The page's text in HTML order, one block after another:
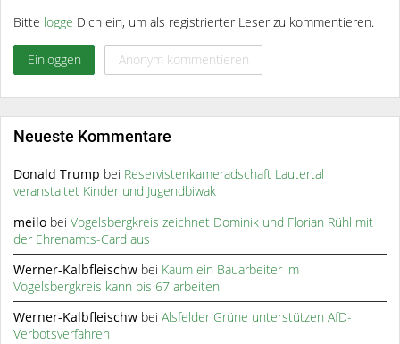
Bitte logge Dich ein, um als registrierter Leser zu kommentieren.
Einloggen Anonym kommentieren
Neueste Kommentare
Donald Trump bei Reservistenkameradschaft Lautertal
veranstaltet Kinder und Jugendbiwak
meilo beiVogelsbergkreis zeichnet Dominik und Florian Rühl mit
der Ehrenamts-Card aus
Werner-Kalbfleischw bei Kaum ein Bauarbeiter im
Vogelsbergkreis kann bis 67 arbeiten
Werner-Kalbfleischw beiAlsfelder Grüne unterstützen AfD-
Verbotsverfahren